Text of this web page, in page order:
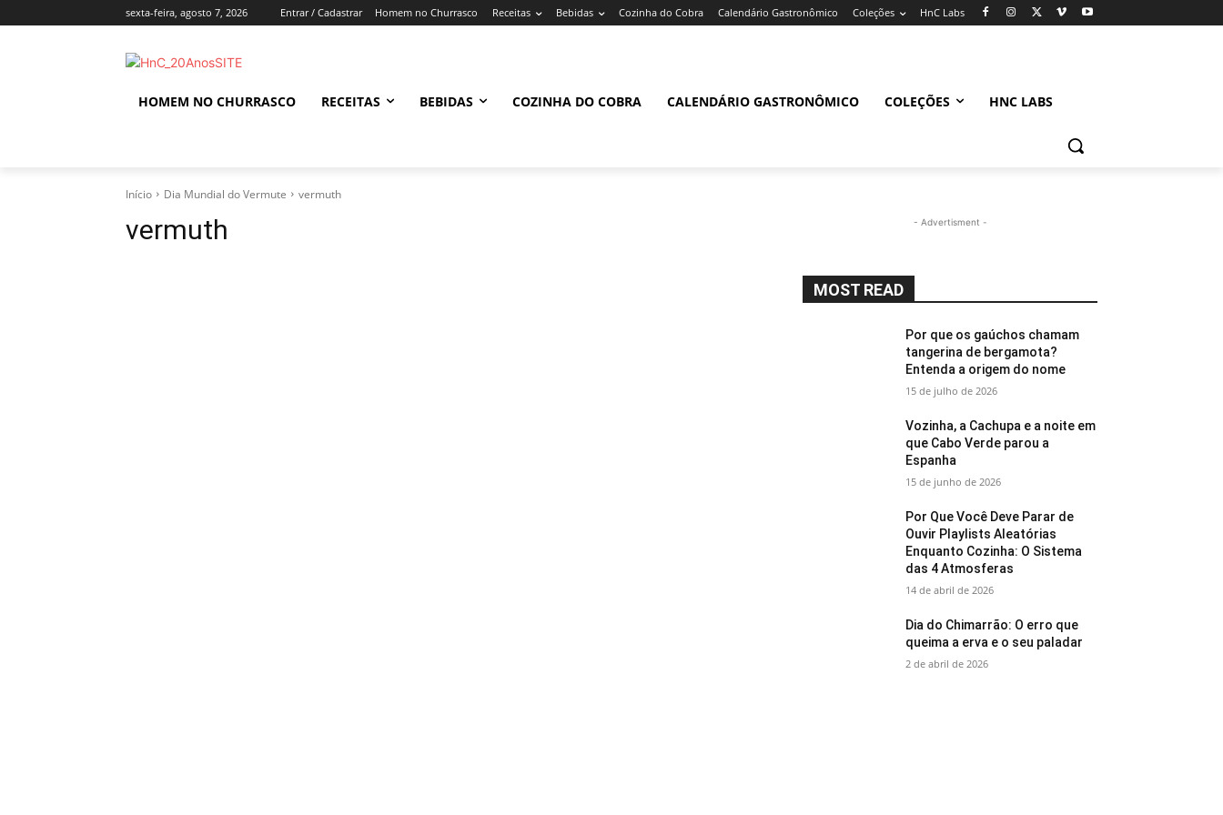
sexta-feira, agosto 7, 2026 Entrar / Cadastrar Homem no Churrasco Receitas Bebidas Cozinha do Cobra Calendário Gastronômico Coleções HnC Labs
HOMEM NO CHURRASCO RECEITAS BEBIDAS COZINHA DO COBRA CALENDÁRIO GASTRONÔMICO COLEÇÕES HNC LABS
Início Dia Mundial do Vermute vermuth
vermuth - Advertisment -
MOST READ
Por que os gaúchos chamam
tangerina de bergamota?
Entenda a origem do nome
15 de julho de 2026
Vozinha, a Cachupa e a noite em
que Cabo Verde parou a
Espanha
15 de junho de 2026
Por Que Você Deve Parar de
Ouvir Playlists Aleatórias
Enquanto Cozinha: O Sistema
das 4 Atmosferas
14 de abril de 2026
Dia do Chimarrão: O erro que
queima a erva e o seu paladar
2 de abril de 2026